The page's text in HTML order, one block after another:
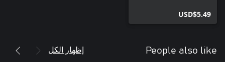
USD$5.49
People also like إظهار الكل